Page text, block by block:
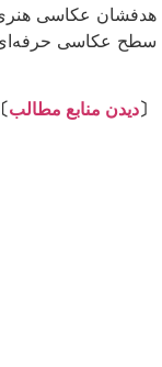
هدفشان عکاسی هنری
سطح عکاسی
〔دیدن منابع مطالب〕